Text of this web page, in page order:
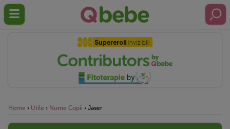
Home › Utile › Nume Copii › Jaser